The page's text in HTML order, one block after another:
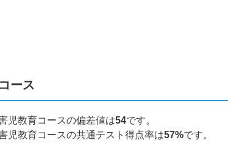
ース
児教育コースの偏差値は54です。
児教育コースの共通テスト得点率は57%です。